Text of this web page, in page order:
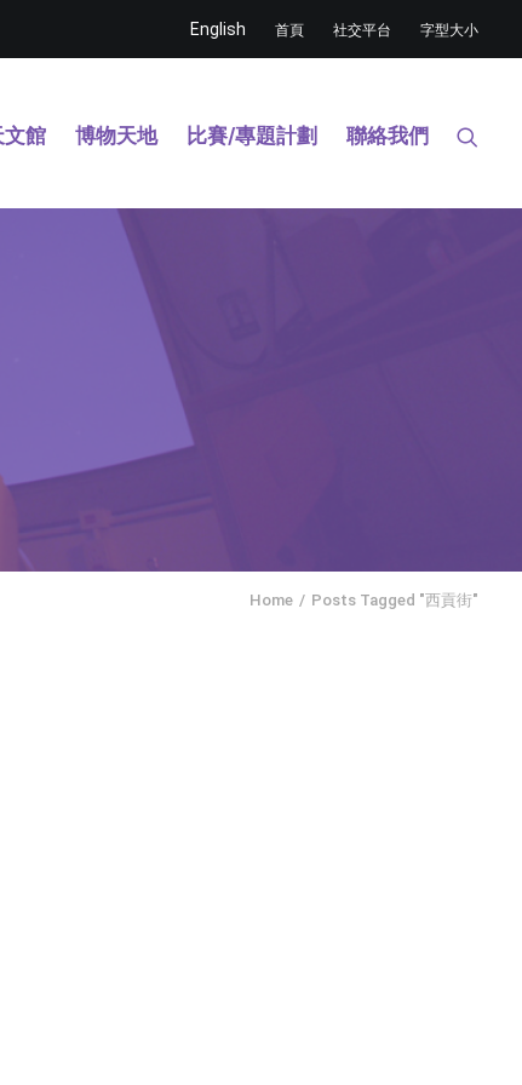
English 首頁 社交平台 字型大小
文館 博物天地 比賽/專題計劃 聯絡我們
Home Posts Tagged "西貢街"